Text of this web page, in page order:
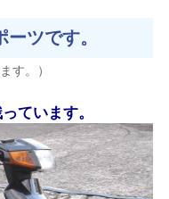
ツです。
す。）
ています。